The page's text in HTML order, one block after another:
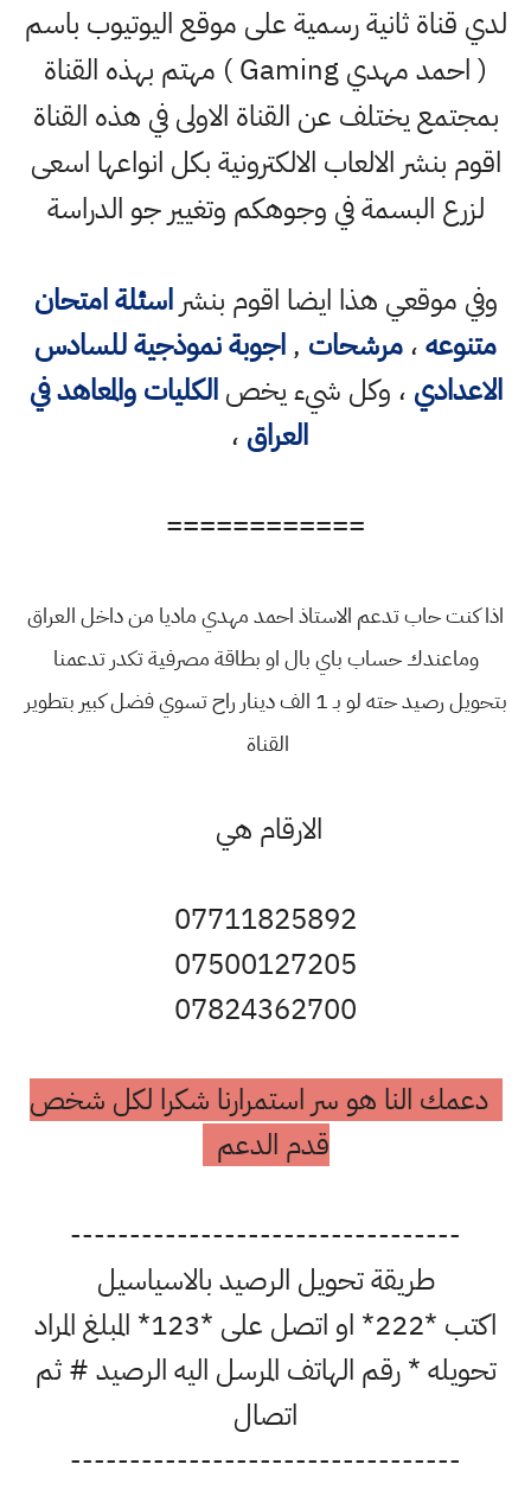
لدي قناة ثانية رسمية على موقع اليوتيوب باسم
( احمد مهدي Gaming ) مهتم بهذه القناة
بمجتمع يختلف عن القناة الاولى في هذه القناة
اقوم بنشر الالعاب الالكترونية بكل انواعها اسعى
لزرع البسمة في وجوهكم وتغيير جو الدراسة
وفي موقعي هذا ايضا اقوم بنشراسئلة امتحان
متنوعه،مرشحات ,اجوبة نموذجية للسادس
الاعدادي ، وكل شيء يخصالكليات والمعاهد في
العراق ،
============
اذا كنت حاب تدعم الاستاذ احمد مهدي ماديا من داخل العراق
وماعندك حساب باي بال او بطاقة مصرفية تكدر تدعمنا
بتحويل رصيد حته لو بـ 1 الف دينار راح تسوي فضل كبير بتطوير
القناة
الارقام هي
07711825892
07500127205
07824362700
دعمك النا هو سر استمرارنا شكرا لكل شخص
قدم الدعم
---------------------------------
طريقة تحويل الرصيد بالاسياسيل
اكتب *222* او اتصل على *123* المبلغ المراد
تحويله * رقم الهاتف المرسل اليه الرصيد # ثم
اتصال
---------------------------------